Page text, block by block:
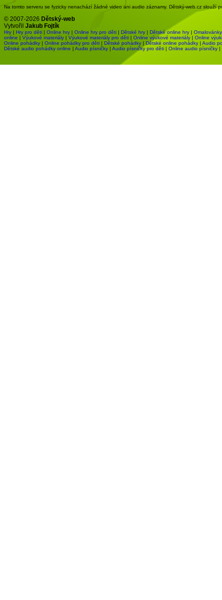
Na tomto serveru se fyzicky nenachází žádné video ani audio záznamy. Dětský-web.cz slouží
© 2007-2026 Dětský-web
Vytvořil Jakub Fojtík
Hry | Hry pro děti | Online hry | Online hry pro děti | Dětské hry | Dětské online hry | Omalovánky
online | Výukové materiály | Výukové materiály pro děti | Online výukové materiály | Online
Online pohádky | Online pohádky pro děti | Dětské pohádky | Dětské online pohádky | Audio
Dětské audio pohádky online | Audio písničky | Audio písničky pro děti | Online audio písničky |